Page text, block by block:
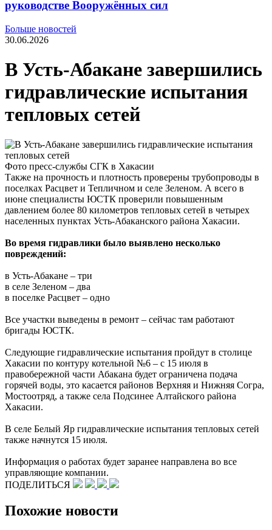
руководстве Вооружённых сил
Больше новостей
30.06.2026
В Усть-Абакане завершились
гидравлические испытания
тепловых сетей
Фото пресс-службы СГК в Хакасии
Также на прочность и плотность проверены трубопроводы в
поселках Расцвет и Тепличном и селе Зеленом. А всего в
июне специалисты ЮСТК проверили повышенным
давлением более 80 километров тепловых сетей в четырех
населенных пунктах Усть-Абаканского района Хакасии.
Во время гидравлики было выявлено несколько
повреждений:
в Усть-Абакане – три
в селе Зеленом – два
в поселке Расцвет – одно
Все участки выведены в ремонт – сейчас там работают
бригады ЮСТК.
Следующие гидравлические испытания пройдут в столице
Хакасии по контуру котельной №6 – с 15 июля в
правобережной части Абакана будет ограничена подача
горячей воды, это касается районов Верхняя и Нижняя Согра,
Мостоотряд, а также села Подсинее Алтайского района
Хакасии.
В селе Белый Яр гидравлические испытания тепловых сетей
также начнутся 15 июля.
Информация о работах будет заранее направлена во все
управляющие компании.
ПОДЕЛИТЬСЯ
Похожие новости